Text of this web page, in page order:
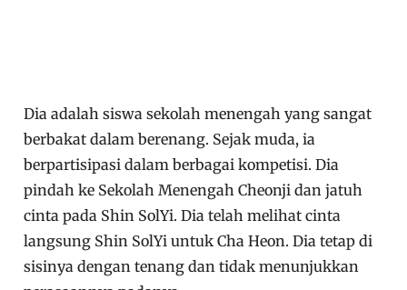
Dia adalah siswa sekolah menengah yang sangat
berbakat dalam berenang. Sejak muda, ia
berpartisipasi dalam berbagai kompetisi. Dia
pindah ke Sekolah Menengah Cheonji dan jatuh
cinta pada Shin SolYi. Dia telah melihat cinta
langsung Shin SolYi untuk Cha Heon. Dia tetap di
sisinya dengan tenang dan tidak menunjukkan